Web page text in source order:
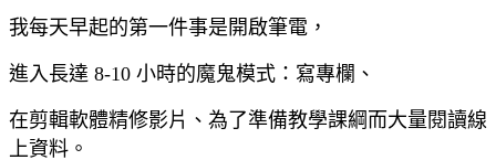
我每天早起的第一件事是開啟筆電，
進入長達 8-10 小時的魔鬼模式：寫專欄、
在剪輯軟體精修影片、為了準備教學課綱而大量閱讀線
上資料。